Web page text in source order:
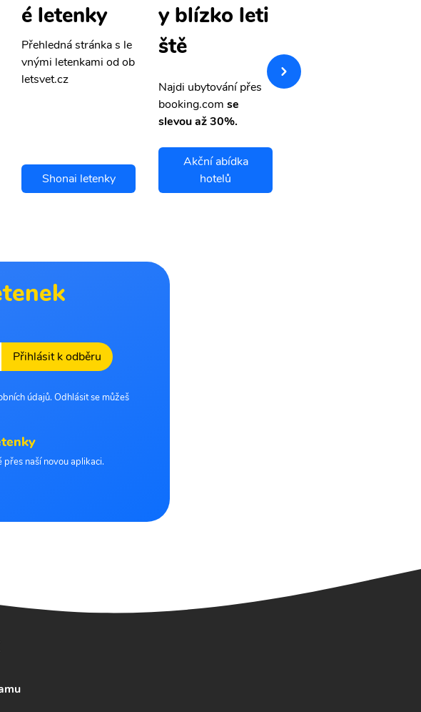
é letenky
Přehledná stránka s le
vnými letenkami od ob
letsvet.cz
Shonai letenky
y blízko leti
ště
Najdi ubytování přes
booking.com se
slevou až 30%.
Akční abídka
hotelů
vnými letenkami od ob
letsvet.cz
Přihlásit k odběru
údajů. Odhlásit se můžeš
naší novou aplikaci.